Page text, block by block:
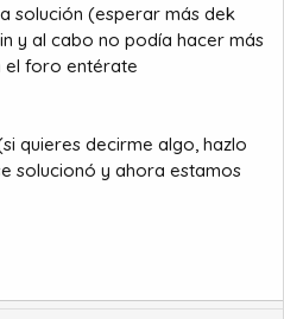
solución (esperar más dek
y al cabo no podía hacer más
el foro entérate
quieres decirme algo, hazlo
solucionó y ahora estamos